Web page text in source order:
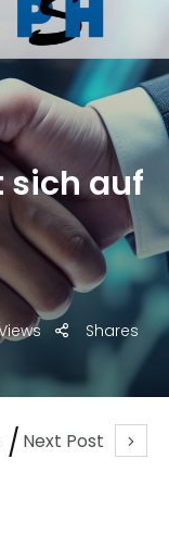
Next Post
sich auf
Shares